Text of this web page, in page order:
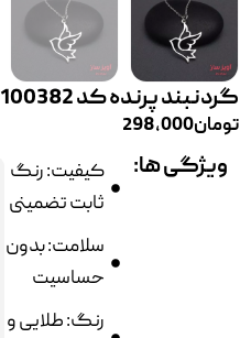
گردنبند پرنده کد 100382
تومان298,000
ویژگی ها:
کیفیت: رنگ
ثابت تضمینی
سلامت: بدون
حساسیت
رنگ: طلایی و